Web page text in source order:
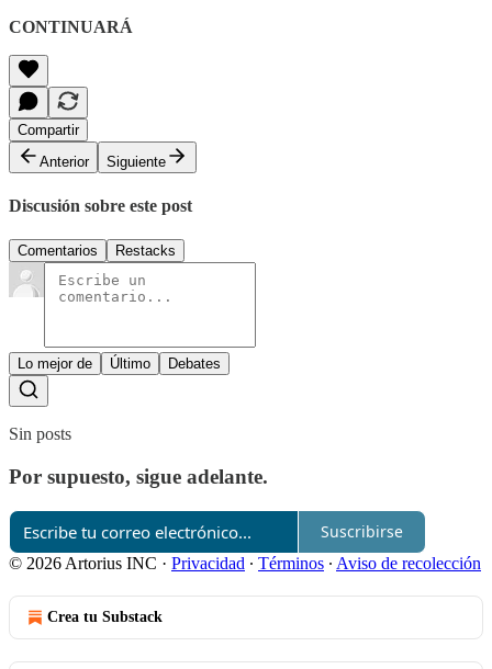
CONTINUARÁ
Compartir
Anterior
Siguiente
Discusión sobre este post
Comentarios Restacks
Lo mejor de Último Debates
Sin posts
Por supuesto, sigue adelante.
Suscribirse
© 2026 Artorius INC · Privacidad ∙ Términos ∙ Aviso de recolección
Crea tu Substack